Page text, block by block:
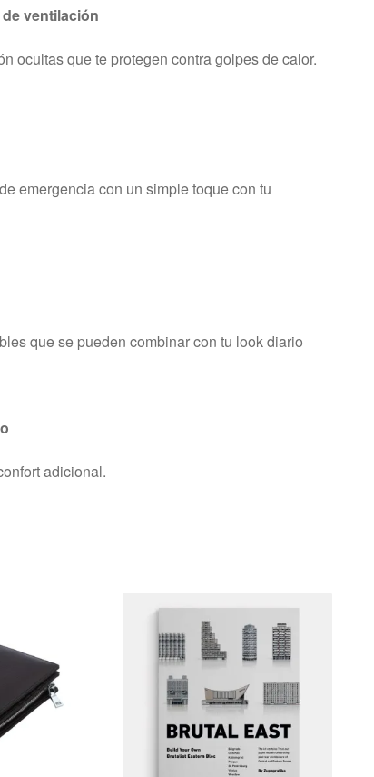
ventilación
ocultas que te protegen contra golpes de calor.
emergencia con un simple toque con tu
que se pueden combinar con tu look diario
adicional.